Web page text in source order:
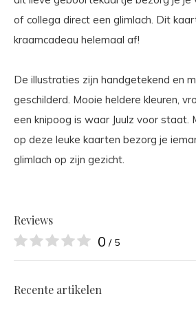
of collega direct een glimlach. Dit
kraamcadeau helemaal af!
De illustraties zijn handgetekend en
geschilderd. Mooie heldere kleuren,
een knipoog is waar Juulz voor staat.
op deze leuke kaarten bezorg je
glimlach op zijn gezicht.
Reviews
0 / 5
Recente artikelen